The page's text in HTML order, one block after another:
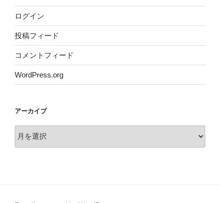
ログイン
投稿フィード
コメントフィード
WordPress.org
アーカイブ
ー